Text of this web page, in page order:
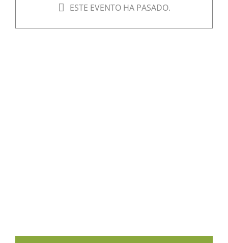
ESTE EVENTO HA PASADO.